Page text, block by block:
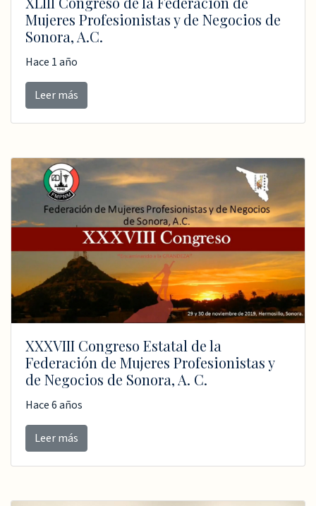
Mujeres Profesionistas y de Negocios de
Sonora, A.C.
Hace 1 año
Leer más
XXXVIII Congreso Estatal de la
Federación de Mujeres Profesionistas y
de Negocios de Sonora, A. C.
Hace 6 años
Leer más